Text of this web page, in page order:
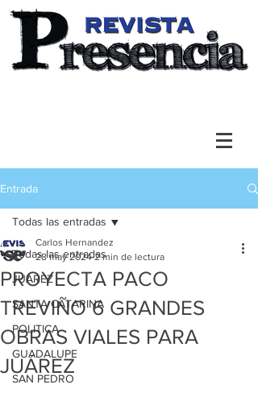
Entrada
Todas las entradas
JUAREZ
SANTA CATARINA
POLITICA
GUADALUPE
SAN PEDRO
Todas las entradas
PROYECTA PACO
TREVIÑO 6 GRANDES
OBRAS VIALES PARA
JUÁREZ
Carlos Hernandez
28 may 2024 2 min de lectura